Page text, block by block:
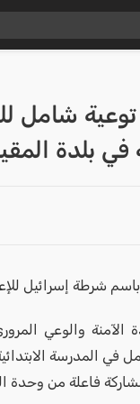
شامل
في بلدة
شرطة إسرائيل
الآمنة والوعي
في المدرسة
فاعلة من وحدة